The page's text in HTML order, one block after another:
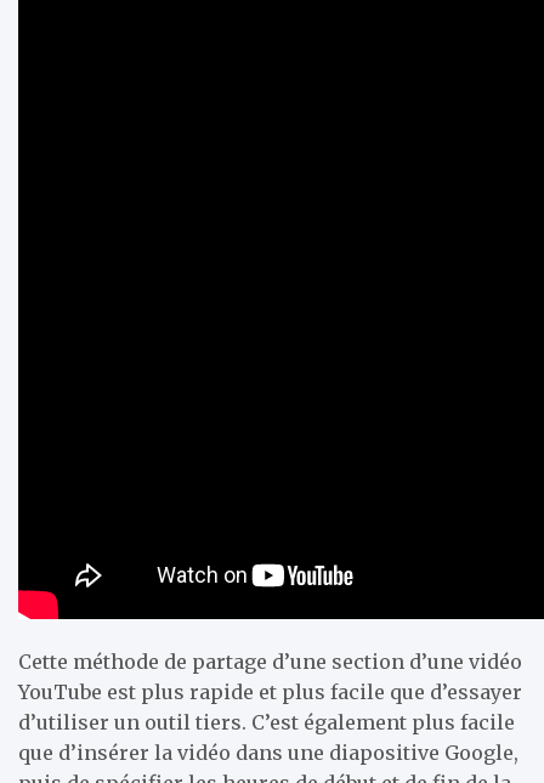
Cette méthode de partage d’une section d’une vidéo
YouTube est plus rapide et plus facile que d’essayer
d’utiliser un outil tiers. C’est également plus facile
que d’insérer la vidéo dans une diapositive Google,